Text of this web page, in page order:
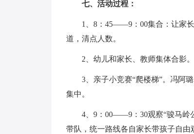
七、活动过程：
1、8：45——9：00集合：让家长
道，清点人数。
2、幼儿和家长、教师集体合影。
3、亲子小竞赛“爬楼梯”。冯阿璐
集中。
4、9：00——9：30观察“骏马岭公
带队，统一路线各自家长带孩子自由